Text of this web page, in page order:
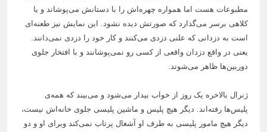
مطبوعات هست اما همواره چهره‌اش را با دستانش می‌پوشاند و یا
کلاهی برسر می‌گذارد که صورتش دیده نشود. این نمایش نیز طعنه‌ای
است به دزدانی که علنی دزدی می‌کنند و کار خود را دزدی نمی‌دانند.
یعنی در واقع دزدان واقعی از کسی رو نمی‌پوشانند و با افتخار جلوی
دوربین‌ها ظاهر می‌شوند.
ژنرال بالاخره یک روز از خواب بیدار می‌شود و می‌بیند که همه‌ی
پلیس‌ها رفته‌اند. دیگر هیچ پلیس و ماشین پلیسی جلوی خانه‌اش نیست،
دیگر هیچ مامور پلیسی به طرف او آشغال پرتاب نمی‌کند وبرای او و دو